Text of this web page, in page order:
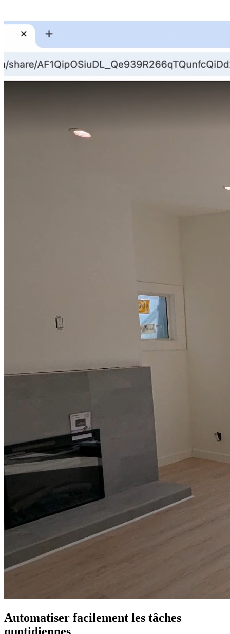
Automatiser facilement les tâches